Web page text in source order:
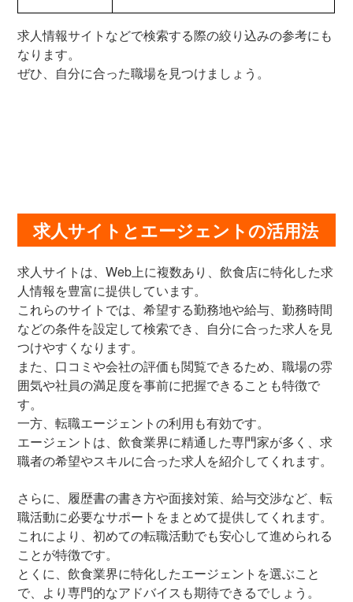
求人情報サイトなどで検索する際の絞り込みの参考にも
なります。
ぜひ、自分に合った職場を見つけましょう。
求人サイトとエージェントの活用法
求人サイトは、Web上に複数あり、飲食店に特化した求
人情報を豊富に提供しています。
これらのサイトでは、希望する勤務地や給与、勤務時間
などの条件を設定して検索でき、自分に合った求人を見
つけやすくなります。
また、口コミや会社の評価も閲覧できるため、職場の雰
囲気や社員の満足度を事前に把握できることも特徴で
す。
一方、転職エージェントの利用も有効です。
エージェントは、飲食業界に精通した専門家が多く、求
職者の希望やスキルに合った求人を紹介してくれます。
さらに、履歴書の書き方や面接対策、給与交渉など、転
職活動に必要なサポートをまとめて提供してくれます。
これにより、初めての転職活動でも安心して進められる
ことが特徴です。
とくに、飲食業界に特化したエージェントを選ぶこと
で、より専門的なアドバイスも期待できるでしょう。